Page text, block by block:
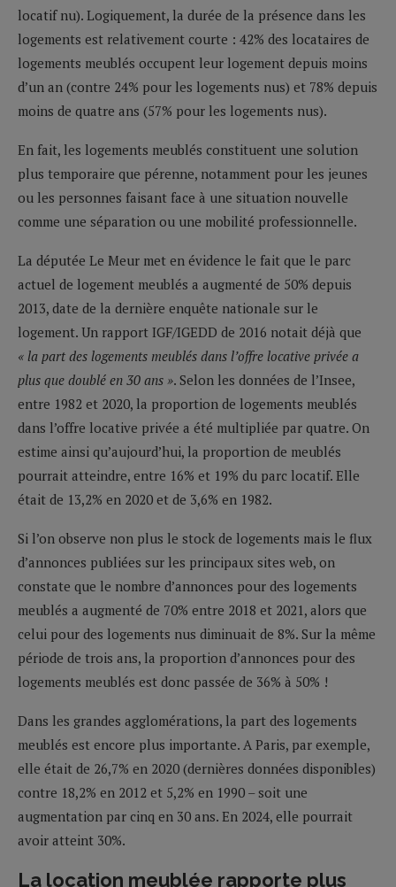
locatif nu). Logiquement, la durée de la présence dans les
logements est relativement courte : 42% des locataires de
logements meublés occupent leur logement depuis moins
d’un an (contre 24% pour les logements nus) et 78% depuis
moins de quatre ans (57% pour les logements nus).
En fait, les logements meublés constituent une solution
plus temporaire que pérenne, notamment pour les jeunes
ou les personnes faisant face à une situation nouvelle
comme une séparation ou une mobilité professionnelle.
La députée Le Meur met en évidence le fait que le parc
actuel de logement meublés a augmenté de 50% depuis
2013, date de la dernière enquête nationale sur le
logement. Un rapport IGF/IGEDD de 2016 notait déjà que
« la part des logements meublés dans l’offre locative privée a
plus que doublé en 30 ans ». Selon les données de l’Insee,
entre 1982 et 2020, la proportion de logements meublés
dans l’offre locative privée a été multipliée par quatre. On
estime ainsi qu’aujourd’hui, la proportion de meublés
pourrait atteindre, entre 16% et 19% du parc locatif. Elle
était de 13,2% en 2020 et de 3,6% en 1982.
Si l’on observe non plus le stock de logements mais le flux
d’annonces publiées sur les principaux sites web, on
constate que le nombre d’annonces pour des logements
meublés a augmenté de 70% entre 2018 et 2021, alors que
celui pour des logements nus diminuait de 8%. Sur la même
période de trois ans, la proportion d’annonces pour des
logements meublés est donc passée de 36% à 50% !
Dans les grandes agglomérations, la part des logements
meublés est encore plus importante. A Paris, par exemple,
elle était de 26,7% en 2020 (dernières données disponibles)
contre 18,2% en 2012 et 5,2% en 1990 – soit une
augmentation par cinq en 30 ans. En 2024, elle pourrait
avoir atteint 30%.
La location meublée rapporte plus